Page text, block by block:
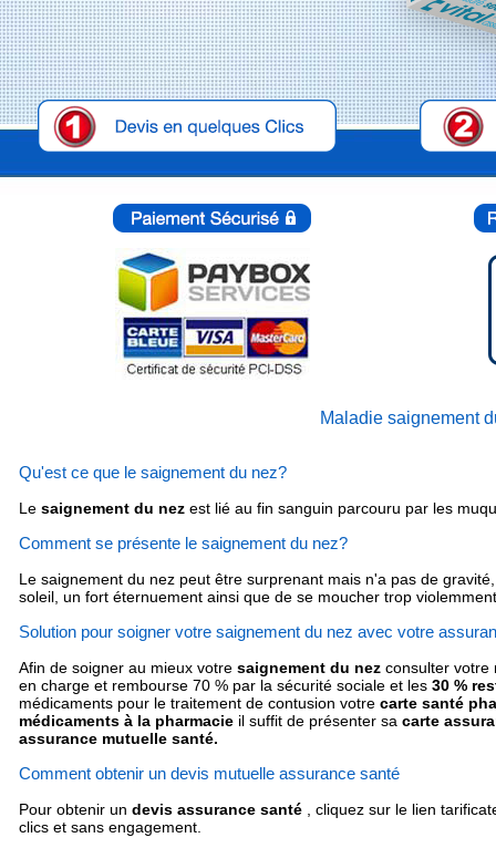
Maladie saignement
Qu'est ce que le saignement du nez?
Le saignement du nez est lié au fin sanguin parcouru par les
Comment se présente le saignement du nez?
Le saignement du nez peut être surprenant mais n'a pas de
soleil, un fort éternuement ainsi que de se moucher trop
Solution pour soigner votre saignement du nez avec votre
Afin de soigner au mieux votre saignement du nez consulter votre
en charge et rembourse 70 % par la sécurité sociale et les 30 %
médicaments pour le traitement de contusion votre carte santé
médicaments à la pharmacie il suffit de présenter sa carte
assurance mutuelle santé.
Comment obtenir un devis mutuelle assurance santé
Pour obtenir un devis assurance santé
, cliquez sur le lien
clics et sans engagement.